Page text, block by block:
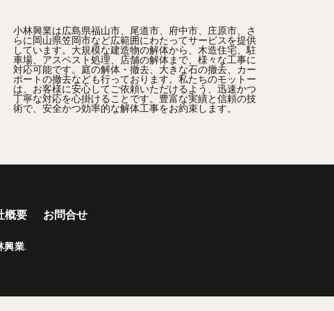
小林興業は広島県福山市、尾道市、府中市、庄原市、さ
らに岡山県笠岡市など広範囲にわたってサービスを提供
しています。大規模な建造物の解体から、木造住宅、駐
車場、アスベスト処理、店舗の解体まで、様々な工事に
対応可能です。庭の解体・撤去、大きな石の撤去、カー
ポートの撤去なども行っております。私たちのモットー
は、お客様に安心してご依頼いただけるよう、迅速かつ
丁寧な対応を心掛けることです。豊富な実績と信頼の技
術で、安全かつ効率的な解体工事をお約束します。
概要 お問合せ
興業.